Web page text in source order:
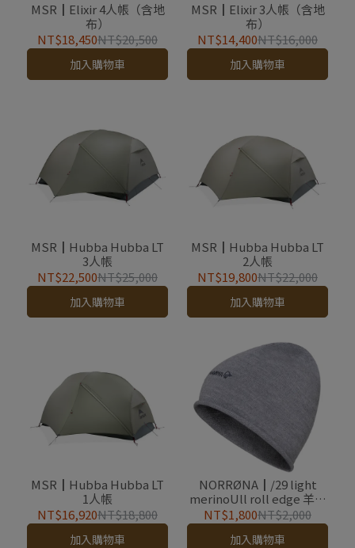
MSR┃Elixir 4人帳（含地
布）
NT$18,450NT$20,500
加入購物車
MSR┃Elixir 3人帳（含地
布）
NT$14,400NT$16,000
加入購物車
MSR┃Hubba Hubba LT
3人帳
NT$22,500NT$25,000
加入購物車
MSR┃Hubba Hubba LT
2人帳
NT$19,800NT$22,000
加入購物車
MSR┃Hubba Hubba LT
1人帳
NT$16,920NT$18,800
加入購物車
NORRØNA┃/29 light
merinoUll roll edge 羊毛
保暖帽 混合灰
NT$1,800NT$2,000
加入購物車